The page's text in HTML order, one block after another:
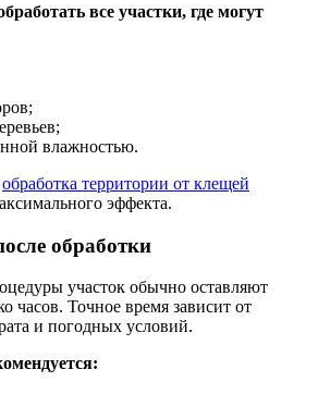
все участки, где могут
влажностью.
обработка территории от клещей
эффекта.
обработки
участок обычно оставляют
часов. Точное время зависит от
и погодных условий.